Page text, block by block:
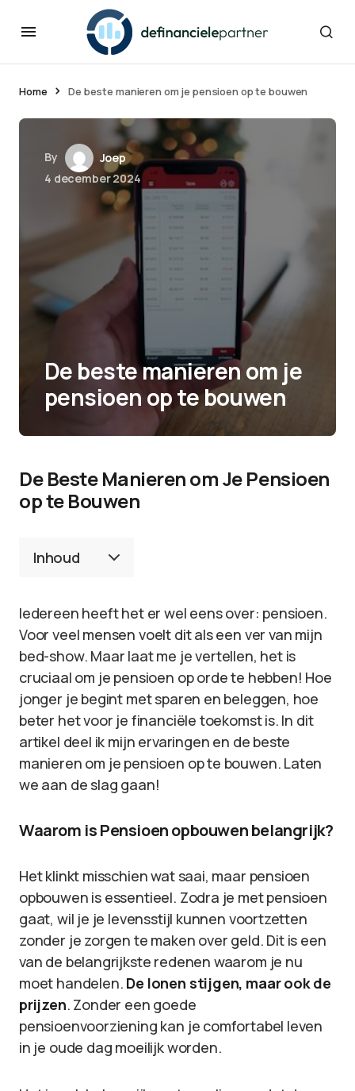
Home De beste manieren om je pensioen op te bouwen
By
Joep
4 december 2024
De beste manieren om je
pensioen op te bouwen
De Beste Manieren om Je Pensioen
op te Bouwen
Inhoud
Iedereen heeft het er wel eens over: pensioen.
Voor veel mensen voelt dit als een ver van mijn
bed-show. Maar laat me je vertellen, het is
cruciaal om je pensioen op orde te hebben! Hoe
jonger je begint met sparen en beleggen, hoe
beter het voor je financiële toekomst is. In dit
artikel deel ik mijn ervaringen en de beste
manieren om je pensioen op te bouwen. Laten
we aan de slag gaan!
Waarom is Pensioen opbouwen belangrijk?
Het klinkt misschien wat saai, maar pensioen
opbouwen is essentieel. Zodra je met pensioen
gaat, wil je je levensstijl kunnen voortzetten
zonder je zorgen te maken over geld. Dit is een
van de belangrijkste redenen waarom je nu
moet handelen. De lonen stijgen, maar ook de
prijzen. Zonder een goede
pensioenvoorziening kan je comfortabel leven
in je oude dag moeilijk worden.